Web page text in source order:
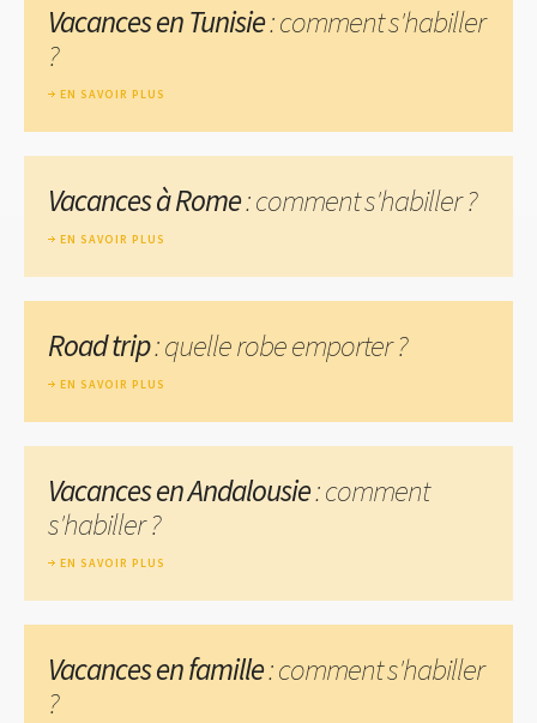
Vacances en Tunisie: comment s'habiller
?
EN SAVOIR PLUS
Vacances à Rome: comment s'habiller ?
EN SAVOIR PLUS
Road trip: quelle robe emporter ?
EN SAVOIR PLUS
Vacances en Andalousie: comment
s'habiller ?
EN SAVOIR PLUS
Vacances en famille: comment s'habiller
?